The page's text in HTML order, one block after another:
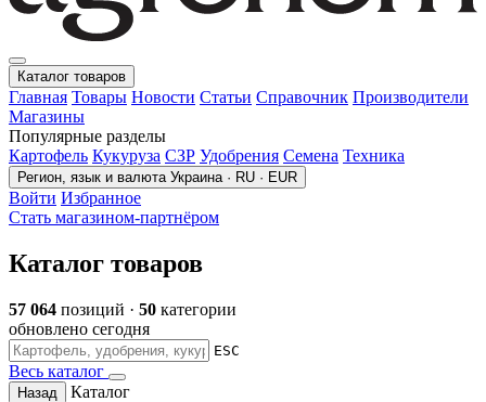
Каталог товаров
Главная Товары Новости Статьи Справочник Производители
Магазины
Популярные разделы
Картофель Кукуруза СЗР Удобрения Семена Техника
Регион, язык и валюта Украина · RU · EUR
Войти Избранное
Стать магазином-партнёром
Каталог товаров
57 064 позиций · 50 категории
обновлено сегодня
ESC
Весь каталог
Назад
Каталог